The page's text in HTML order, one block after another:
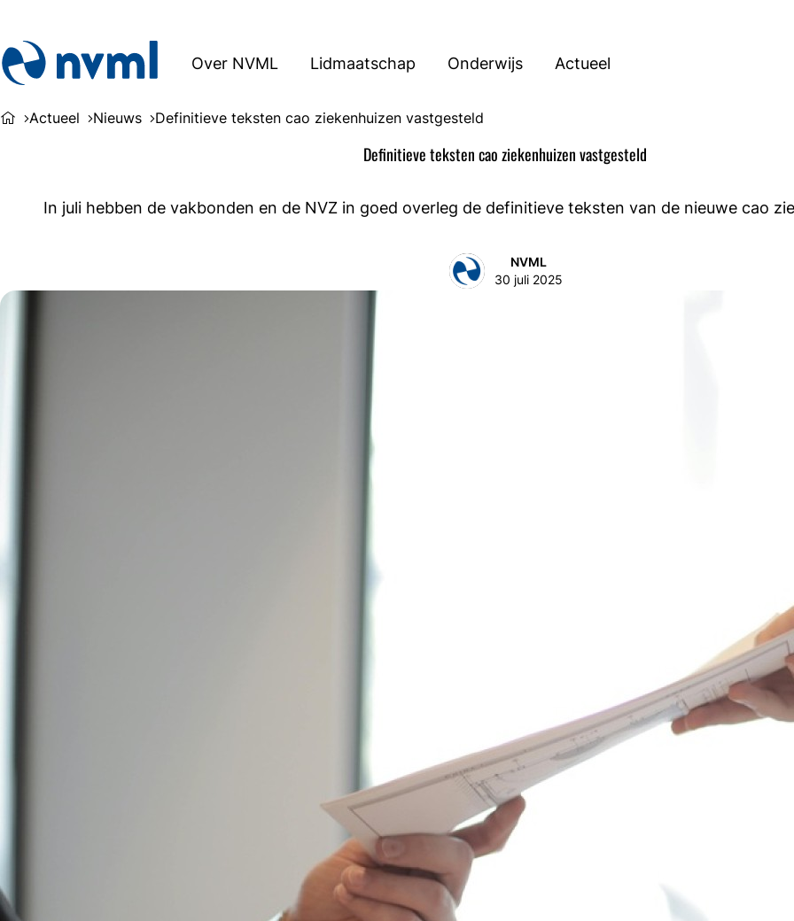
Over NVML Lidmaatschap Onderwijs Actueel
Actueel Nieuws Definitieve teksten cao ziekenhuizen vastgesteld
Definitieve teksten cao ziekenhuizen vastgesteld
In juli hebben de vakbonden en de NVZ in goed overleg de definitieve teksten van de nieuwe cao
NVML
30 juli 2025